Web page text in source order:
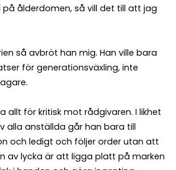
ålderdomen, så vill det till att jag
så avbröt han mig. Han ville bara
för generationsväxling, inte
allt för kritisk mot rådgivaren. I likhet
alla anställda går han bara till
och ledigt och följer order utan att
av lycka är att ligga platt på marken